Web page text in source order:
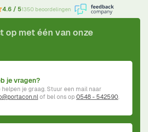
4.6 / 51350 beoordelingen
op met één van onze
je vragen?
helpen je graag. Stuur een mail naar
of bel ons op0548 - 542590.